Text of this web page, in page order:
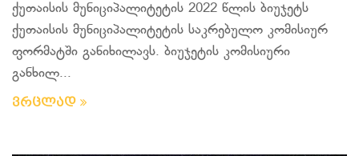
ქუთაისის მუნიციპალიტეტის 2022 წლის ბიუჯეტს
ქუთაისის მუნიციპალიტეტის საკრებულო კომისიურ
ფორმატში განიხილავს. ბიუჯეტის კომისიური
განხილ...
ვრცლად